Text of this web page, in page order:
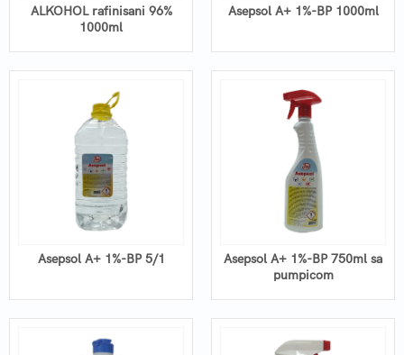
ALKOHOL rafinisani 96%
1000ml
Asepsol A+ 1%-BP 1000ml
Asepsol A+ 1%-BP 5/1
Asepsol A+ 1%-BP 750ml sa
pumpicom